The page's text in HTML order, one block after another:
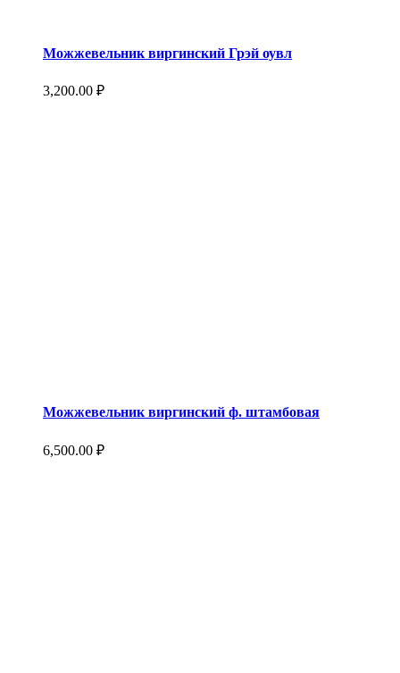
Можжевельник виргинский Грэй оувл
3,200.00 ₽
Можжевельник виргинский ф. штамбовая
6,500.00 ₽